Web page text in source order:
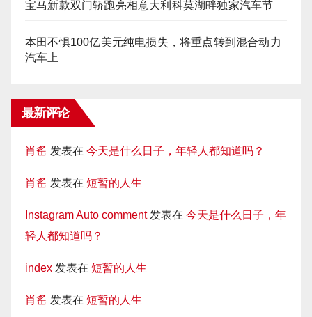
宝马新款双门轿跑亮相意大利科莫湖畔独家汽车节
本田不惧100亿美元纯电损失，将重点转到混合动力
汽车上
最新评论
肖䍃 发表在 今天是什么日子，年轻人都知道吗？
肖䍃 发表在 短暂的人生
Instagram Auto comment发表在 今天是什么日子，年
轻人都知道吗？
index 发表在 短暂的人生
肖䍃 发表在 短暂的人生